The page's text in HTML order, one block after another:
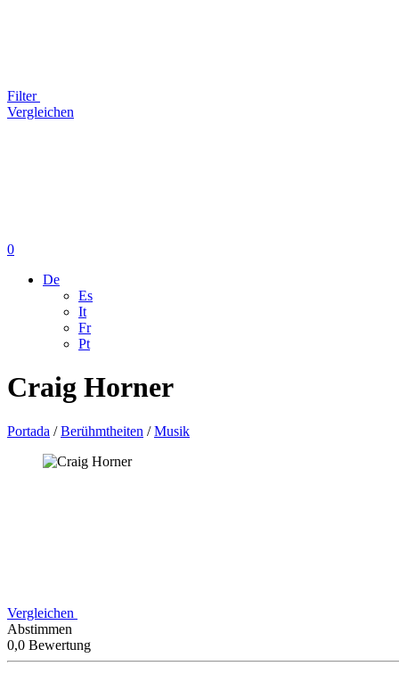
Filter
Vergleichen
0
De
Es
It
Fr
Pt
Craig Horner
Portada /Berühmtheiten /Musik
Vergleichen
Abstimmen
0,0 Bewertung